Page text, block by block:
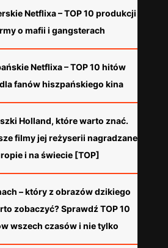
Netflixa – TOP 10 produkcji
o mafii i gangsterach
Netflixa – TOP 10 hitów
fanów hiszpańskiego kina
Holland, które warto znać.
filmy jej reżyserii nagradzane
i na świecie [TOP]
– który z obrazów dzikiego
zobaczyć? Sprawdź TOP 10
wszech czasów i nie tylko